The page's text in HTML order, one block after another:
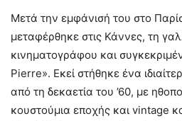
Μετά την εμφάνισή του στο
μεταφέρθηκε στις Κάννες, τη
κινηματογράφου και
Pierre». Εκεί στήθηκε ένα
από τη δεκαετία του ’60, με
κουστούμια εποχής και vintage